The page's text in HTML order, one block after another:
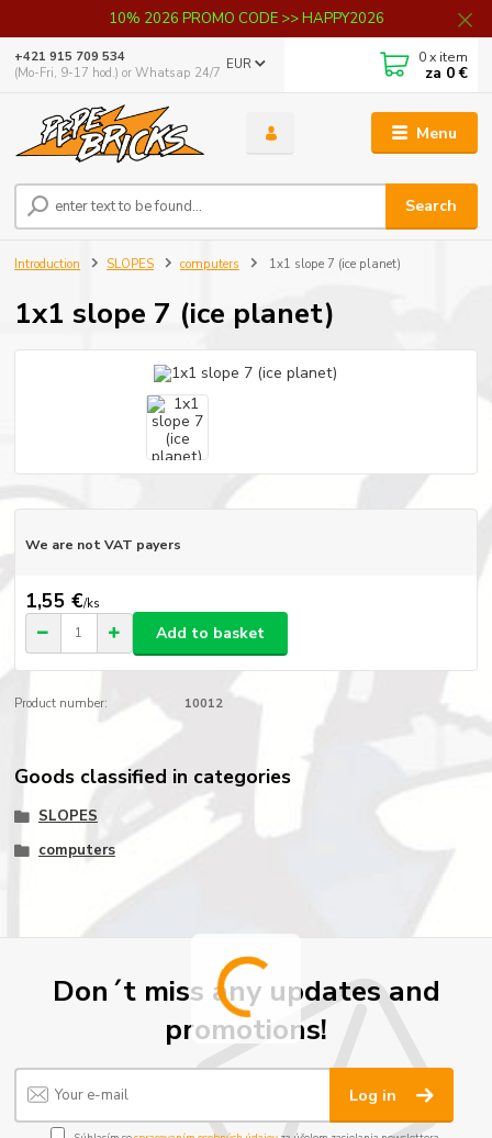
10% 2026 PROMO CODE >> HAPPY2026
Menu
EUR
Search
+421 915 709 534
(Mo-Fri, 9-17 hod.) or Whatsap 24/7
0x item
za 0 €
Introduction SLOPES computers 1x1 slope 7 (ice planet)
1x1 slope 7 (ice planet)
We are not VAT payers
1,55 €/ks
Add to basket
Product number: 10012
Goods classified in categories
SLOPES
computers
Don´t miss any updates and
promotions!
Log in